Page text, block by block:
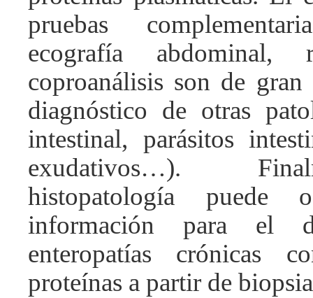
pruebas
ecografía abdominal,
coproanálisis son de
diagnóstico de otras
intestinal, parásitos
exudativos…).
histopatología puede
información para el
enteropatías crónicas
proteínas a partir de